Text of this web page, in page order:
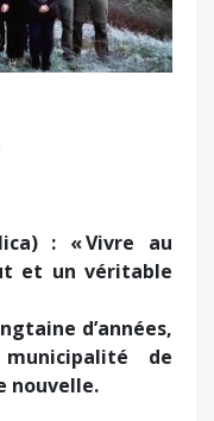
: « Vivre au
et un véritable
d’années,
de
nouvelle.